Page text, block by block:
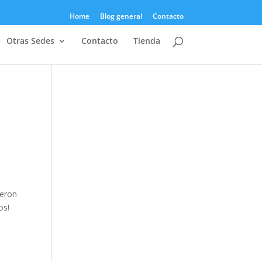
Home Blog general Contacto
Otras Sedes Contacto Tienda